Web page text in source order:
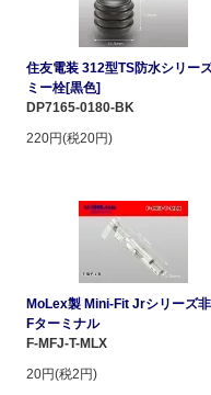
住友電装 312型TS防水シリー
ミー栓[黒色]
DP7165-0180-BK
220円(税20円)
MoLex製 Mini-Fit Jrシリーズ
Fターミナル
F-MFJ-T-MLX
20円(税2円)